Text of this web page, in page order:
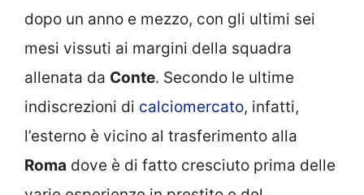
dopo un anno e mezzo, con gli ultimi sei
mesi vissuti ai margini della squadra
allenata da Conte. Secondo le ultime
indiscrezioni di calciomercato, infatti,
l’esterno è vicino al trasferimento alla
Roma dove è di fatto cresciuto prima delle